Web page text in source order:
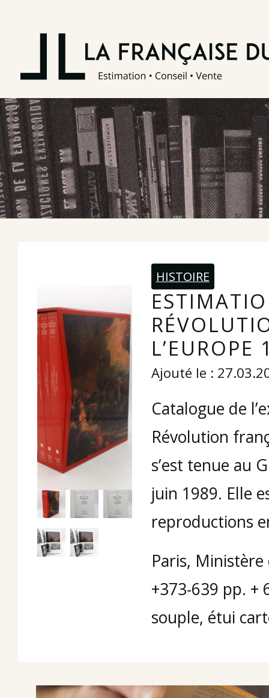
HISTOIRE
Ajouté le :
Catalogue de
Révolution
s’est tenue au
juin 1989. Elle
reproductions
Paris,
+373-639 pp. +
souple, étui